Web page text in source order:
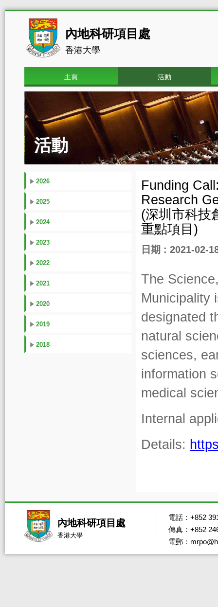
內地科研項目處
香港大學
主頁 活動
活動
2026
2025
2024
2023
2022
2021
2020
2019
2018
Funding
Research
(深圳市科技
重點項目)
日期 : 2021-02-
The
Municipality
designated
natural
sciences,
information
medical
Internal
Details:
內地科研項目處
香港大學
電話：+852
傳真：+852
電郵：